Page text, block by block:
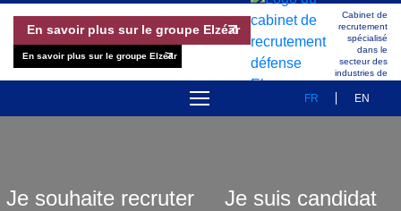
En savoir plus sur le groupe Elzéar
En savoir plus sur le groupe Elzéar
Cabinet de
recrutement
spécialisé
dans le
secteur des
industries de
FR EN
À PROPOS
Je souhaite recruter Je suis candidat